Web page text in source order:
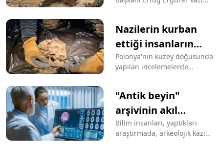
verdi
iddialarına yönelik açıklama
yaptı.
Nazilerin kurban
ettiği insanların
kalıntıları ortaya
çıktı: Ayin
Polonya'nın kuzey doğusunda
yapılan incelemelerde
icnelemelerde insan
kalıntıları keşfedildi.
İncelemelerde öldürülenlerin
Naziler tarafından kurban
edildiği ve ayinlerin yapıldığı
"Antik beyin"
arşivinin akıl
hastalıklarına ışık
tutması bekleniyor
Bilim insanları, yaptıkları
araştırmada, arkeolojik kazı